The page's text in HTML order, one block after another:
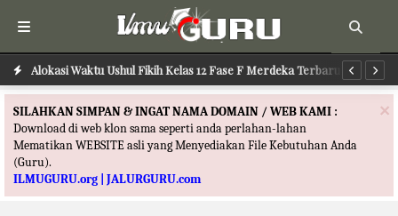
Alokasi Waktu Ushul Fikih Kelas 12 Fase F Merdeka Terbaru
Alokasi Waktu Ilmu Tafsir Kelas 12 Fase F Merdeka Terbaru
×
SILAHKAN SIMPAN & INGAT NAMA DOMAIN / WEB KAMI :
Download di web klon sama seperti anda perlahan-lahan
Mematikan WEBSITE asli yang Menyediakan File Kebutuhan Anda
(Guru).
ILMUGURU.org | JALURGURU.com